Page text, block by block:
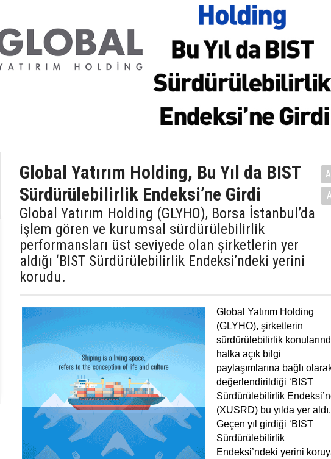
Global Yatırım Holding, Bu Yıl da BIST
Sürdürülebilirlik Endeksi’ne Girdi
Global Yatırım Holding (GLYHO), Borsa İstanbul’da
işlem gören ve kurumsal sürdürülebilirlik
performansları üst seviyede olan şirketlerin yer
aldığı ‘BIST Sürdürülebilirlik Endeksi’ndeki yerini
korudu.
Global Yatırım Holding
(GLYHO), şirketlerin
sürdürülebilirlik
halka açık bilgi
paylaşımlarına bağlı
değerlendirildiği ‘BIST
Sürdürülebilirlik
(XUSRD) bu yılda yer aldı.
Geçen yıl girdiği ‘BIST
Sürdürülebilirlik
Endeksi’ndeki yerini